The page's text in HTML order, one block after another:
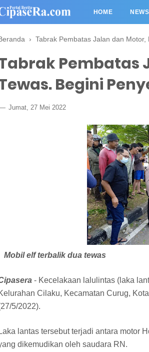
HOME NEWS
› Tabrak Pembatas Jalan dan
Pembatas
Begini
Jumat, 27 Mei 2022
Mobil elf terbalik dua tewas
- Kecelakaan lalulintas (laka
Cilaku, Kecamatan Curug,
5/2022).
Laka lantas tersebut terjadi antara motor
dikemudikan oleh saudara RN.